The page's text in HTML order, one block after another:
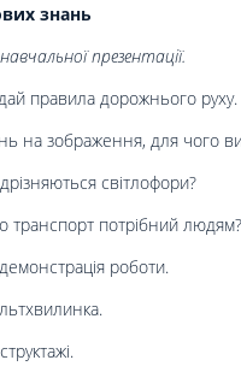
знань
презентації.
правила дорожнього руху.
на зображення, для чого
світлофори?
транспорт потрібний людям?
роботи.